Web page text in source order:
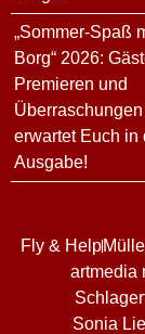
„Sommer-Spaß
Borg“ 2026:
Premieren und
erwartet Euch in
Ausgabe!
Fly & Help
artmedia
Sonia